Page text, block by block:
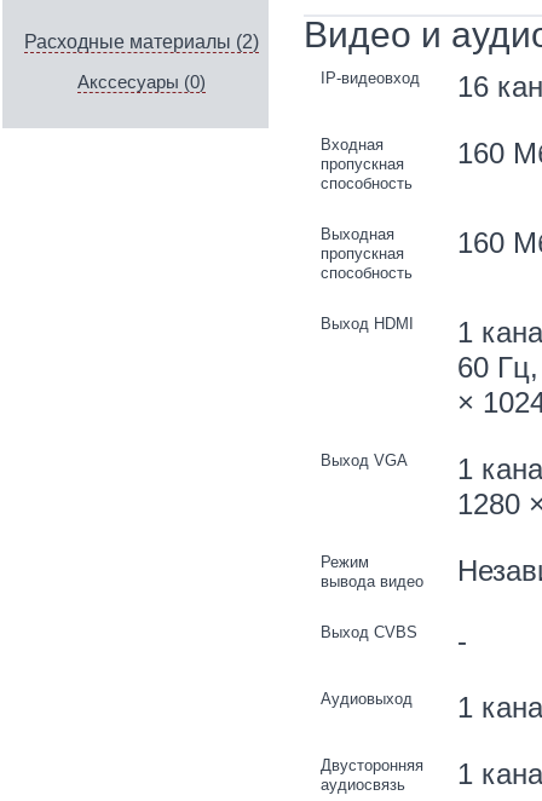
Расходные материалы (2)
Акссесуары (0)
Видео и
IP-видеовход 16
Входная
пропускная
способность
160
Выходная
пропускная
способность
160
Выход HDMI
1
60
×
Выход VGA
1
1280
Режим
вывода видео
Выход CVBS -
Аудиовыход 1
Двусторонняя
аудиосвязь
1